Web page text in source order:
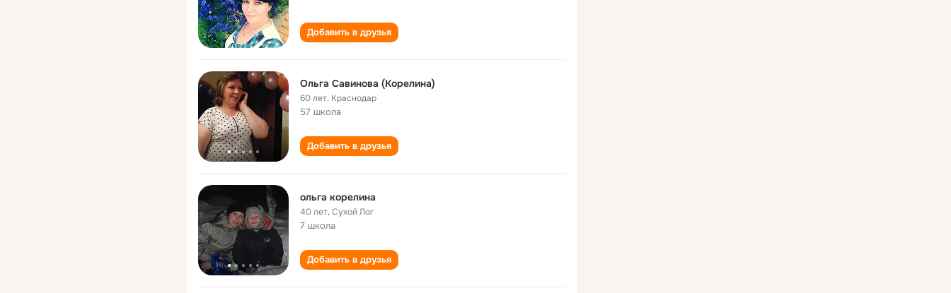
Добавить в друзья
Ольга Савинова (Корелина)
60 лет, Краснодар
57 школа
Добавить в друзья
ольга корелина
40 лет,Сухой Лог
7 школа
Добавить в друзья